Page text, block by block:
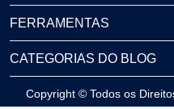
FERRAMENTAS
CATEGORIAS DO BLOG
Copyright © Todos os